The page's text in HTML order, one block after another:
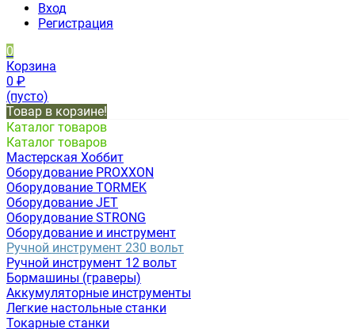
Вход
Регистрация
0
Корзина
0 ₽
(пусто)
Товар в корзине!
Каталог товаров
Каталог товаров
Мастерская Хоббит
Оборудование PROXXON
Оборудование TORMEK
Оборудование JET
Оборудование STRONG
Оборудование и инструмент
Ручной инструмент 230 вольт
Ручной инструмент 12 вольт
Бормашины (граверы)
Аккумуляторные инструменты
Легкие настольные станки
Токарные станки